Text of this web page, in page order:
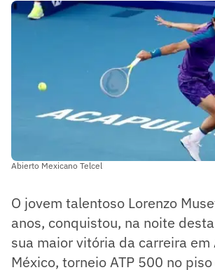
Abierto Mexicano Telcel
O jovem talentoso Lorenzo
anos, conquistou, na noite
sua maior vitória da carreira em
México, torneio ATP 500 no